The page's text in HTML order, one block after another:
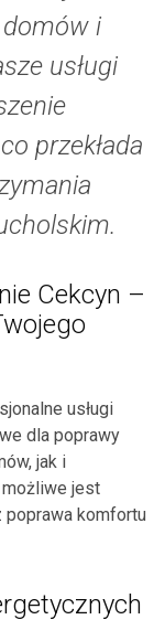
domów i
usługi
przekłada
Cekcyn –
usługi
dla poprawy
jak i
jest
komfortu